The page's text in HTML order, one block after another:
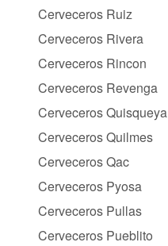
Cerveceros Ruiz
Cerveceros Rivera
Cerveceros Rincon
Cerveceros Revenga
Cerveceros Quisqueya
Cerveceros Quilmes
Cerveceros Qac
Cerveceros Pyosa
Cerveceros Pullas
Cerveceros Pueblito